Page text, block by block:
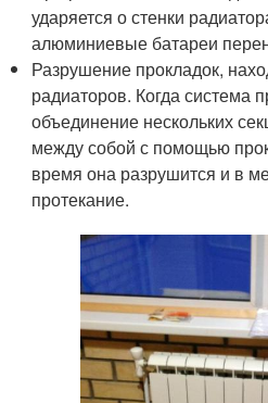
ударяется о стенки
алюминиевые батареи
Разрушение прокладок,
радиаторов. Когда система
объединение нескольких
между собой с помощью
время она разрушится и в
протекание.